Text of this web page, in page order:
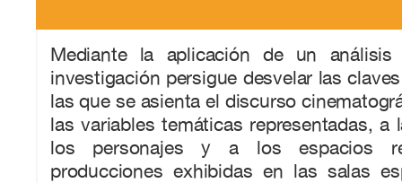
Mediante la aplicación de un
investigación persigue desvelar las
las que se asienta el discurso
las variables temáticas representadas, a
los personajes y a los espacios
producciones exhibidas en las salas